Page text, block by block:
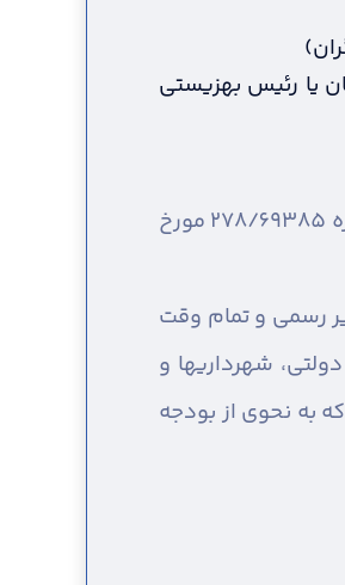
یا رئیس بهزیستی
ارائه اصل و کپی شناسنامه همسر و فرزندان ( براساس قانون حمایت از خانواده و جوانی جمعیت-موضوع مصوبه شماره 278/69385 مورخ
رسمی و تمام وقت
شهرداریها و
به نحوی از بودجه